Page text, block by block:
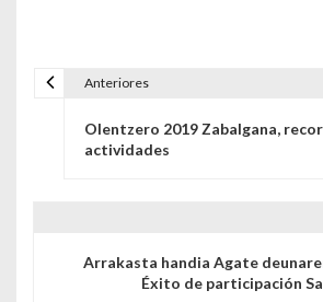
Anteriores
Olentzero 2019 Zabalgana,
actividades
Arrakasta handia Agate
Éxito de participación